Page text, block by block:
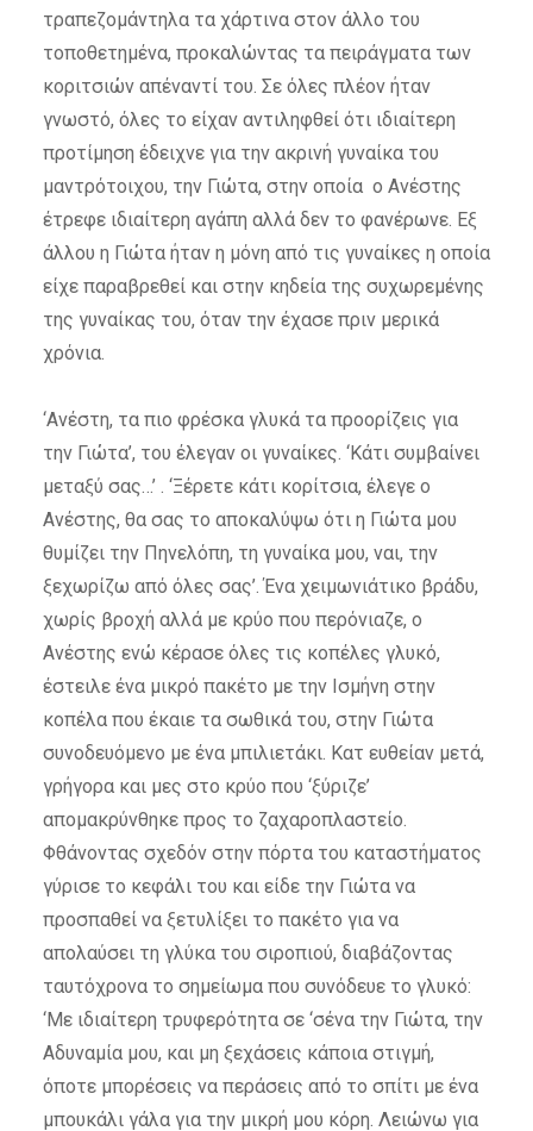
τραπεζομάντηλα τα χάρτινα στον άλλο του
τοποθετημένα, προκαλώντας τα πειράγματα των
κοριτσιών απέναντί του. Σε όλες πλέον ήταν
γνωστό, όλες το είχαν αντιληφθεί ότι ιδιαίτερη
προτίμηση έδειχνε για την ακρινή γυναίκα του
μαντρότοιχου, την Γιώτα, στην οποία ο Ανέστης
έτρεφε ιδιαίτερη αγάπη αλλά δεν το φανέρωνε. Εξ
άλλου η Γιώτα ήταν η μόνη από τις γυναίκες η οποία
είχε παραβρεθεί και στην κηδεία της συχωρεμένης
της γυναίκας του, όταν την έχασε πριν μερικά
χρόνια.
‘Ανέστη, τα πιο φρέσκα γλυκά τα προορίζεις για
την Γιώτα’, του έλεγαν οι γυναίκες. ‘Κάτι συμβαίνει
μεταξύ σας…’ . ‘Ξέρετε κάτι κορίτσια, έλεγε ο
Ανέστης, θα σας το αποκαλύψω ότι η Γιώτα μου
θυμίζει την Πηνελόπη, τη γυναίκα μου, ναι, την
ξεχωρίζω από όλες σας’. Ένα χειμωνιάτικο βράδυ,
χωρίς βροχή αλλά με κρύο που περόνιαζε, ο
Ανέστης ενώ κέρασε όλες τις κοπέλες γλυκό,
έστειλε ένα μικρό πακέτο με την Ισμήνη στην
κοπέλα που έκαιε τα σωθικά του, στην Γιώτα
συνοδευόμενο με ένα μπιλιετάκι. Κατ ευθείαν μετά,
γρήγορα και μες στο κρύο που ‘ξύριζε’
απομακρύνθηκε προς το ζαχαροπλαστείο.
Φθάνοντας σχεδόν στην πόρτα του καταστήματος
γύρισε το κεφάλι του και είδε την Γιώτα να
προσπαθεί να ξετυλίξει το πακέτο για να
απολαύσει τη γλύκα του σιροπιού, διαβάζοντας
ταυτόχρονα το σημείωμα που συνόδευε το γλυκό:
‘Με ιδιαίτερη τρυφερότητα σε ‘σένα την Γιώτα, την
Αδυναμία μου, και μη ξεχάσεις κάποια στιγμή,
όποτε μπορέσεις να περάσεις από το σπίτι με ένα
μπουκάλι γάλα για την μικρή μου κόρη. Λειώνω για